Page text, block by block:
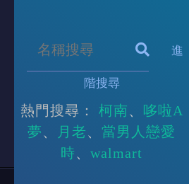
進
階搜尋
熱門搜尋： 柯南
哆啦A
夢
月老
當男人戀愛
時
walmart